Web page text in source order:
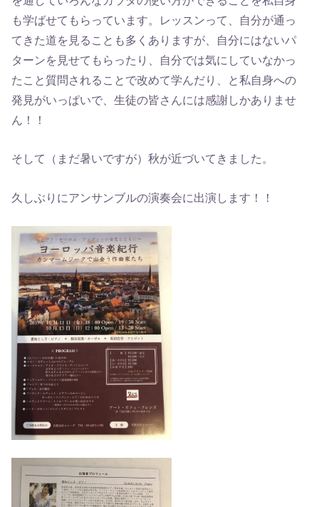
も学ばせてもらっています。レッスンって、自分が通っ
てきた道を見ることも多くありますが、自分にはないパ
ターンを見せてもらったり、自分では気にしていなかっ
たこと質問されることで改めて学んだり、と私自身への
発見がいっぱいで、生徒の皆さんには感謝しかありませ
ん！！
そして（まだ暑いですが）秋が近づいてきました。
久しぶりにアンサンブルの演奏会に出演します！！